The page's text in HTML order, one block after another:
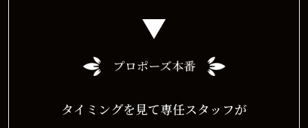
タイミングを見て専任スタッフが